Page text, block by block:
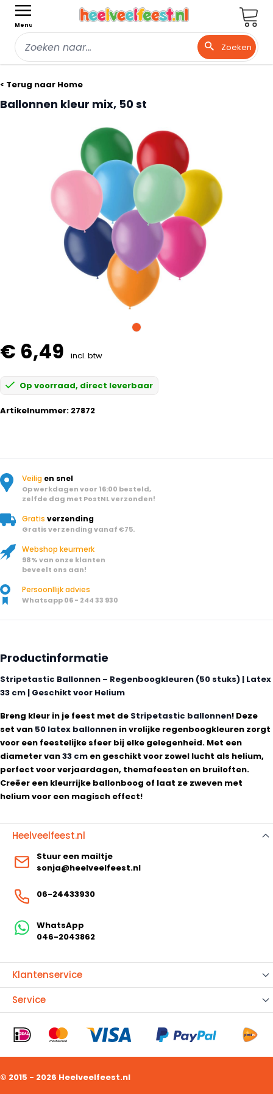
Menu
Zoeken
< Terug naar Home
Ballonnen kleur mix, 50 st
€ 6,49 incl. btw
Op voorraad, direct leverbaar
Artikelnummer: 27872
Veilig en snel
Op werkdagen voor 16:00 besteld,
zelfde dag met PostNL verzonden!
Gratis verzending
Gratis verzending vanaf €75.
Webshop keurmerk
98% van onze klanten
beveelt ons aan!
Persoonllijk advies
Whatsapp 06 - 244 33 930
Productinformatie
Stripetastic Ballonnen – Regenboogkleuren (50 stuks) | Latex
33 cm | Geschikt voor Helium
Breng kleur in je feest met de Stripetastic ballonnen! Deze
set van 50 latex ballonnen in vrolijke regenboogkleuren zorgt
voor een feestelijke sfeer bij elke gelegenheid. Met een
diameter van33 cm en geschikt voor zowel lucht als helium,
perfect voor verjaardagen, themafeesten en bruiloften.
Creëer een kleurrijke ballonboog of laat ze zweven met
helium voor een magisch effect!
Klantenservice
Service
Heelveelfeest.nl
Stuur een mailtje
sonja@heelveelfeest.nl
06-24433930
WhatsApp
046-2043862
© 2015 - 2026 Heelveelfeest.nl